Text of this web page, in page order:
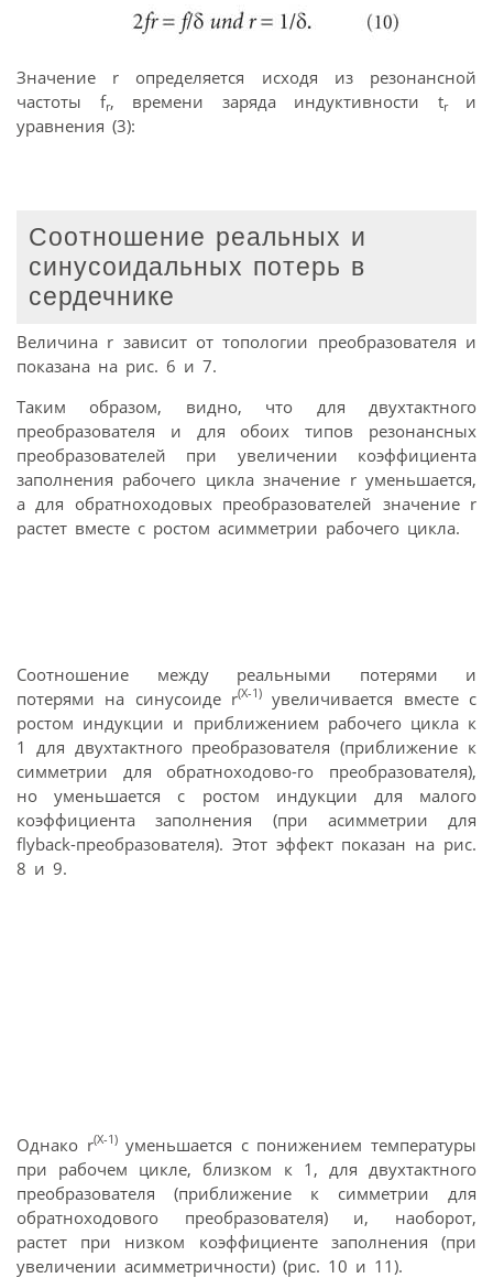
Значение r определяется исходя из резонансной
частоты fr, времени заряда индуктивности trи
уравнения (3):
Соотношение реальных и
синусоидальных потерь в
сердечнике
Величина r зависит от топологии преобразователя и
показана на рис. 6 и 7.
Таким образом, видно, что для двухтактного
преобразователя и для обоих типов резонансных
преобразователей при увеличении коэффициента
заполнения рабочего цикла значение r уменьшается,
а для обратноходовых преобразователей значение r
растет вместе с ростом асимметрии рабочего цикла.
Соотношение между реальными потерями и
потерями на синусоиде r(X-1) увеличивается вместе с
ростом индукции и приближением рабочего цикла к
1 для двухтактного преобразователя (приближение к
симметрии для обратноходово-го преобразователя),
но уменьшается с ростом индукции для малого
коэффициента заполнения (при асимметрии для
flyback-преобразователя). Этот эффект показан на рис.
8 и 9.
Однако r(X-1)уменьшается с понижением температуры
при рабочем цикле, близком к 1, для двухтактного
преобразователя (приближение к симметрии для
обратноходового преобразователя) и, наоборот,
растет при низком коэффициенте заполнения (при
увеличении асимметричности) (рис. 10 и 11).